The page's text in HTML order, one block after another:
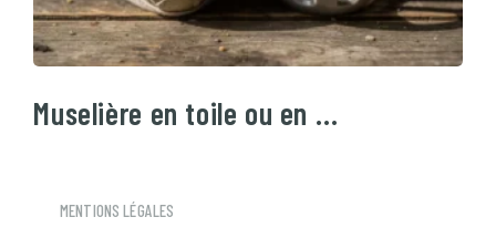
Muselière en toile ou en …
MENTIONS LÉGALES